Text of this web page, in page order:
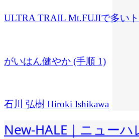
ULTRA TRAIL Mt.FUJIで多い
がいはん健やか (手順 1)
石川 弘樹 Hiroki Ishikawa
New-HALE｜ニューハ